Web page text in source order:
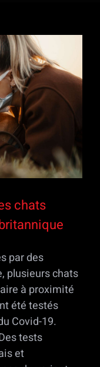
chats
par des
plusieurs chats
à proximité
été testés
Covid-19.
tests
et